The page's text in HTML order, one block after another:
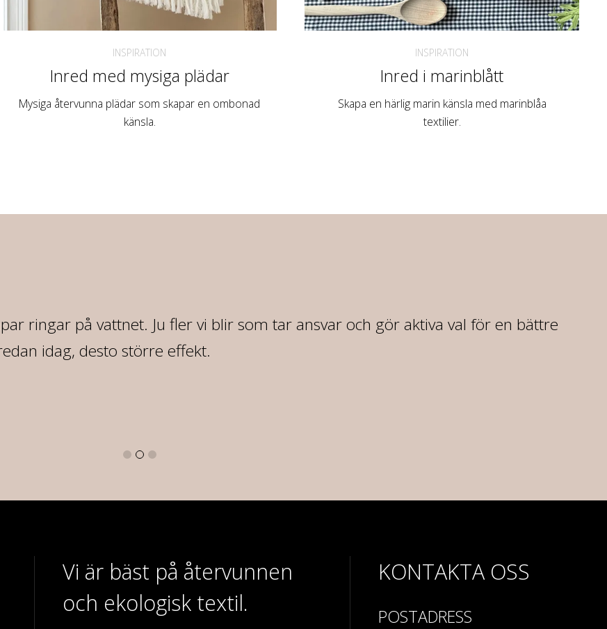
INSPIRATION
Inred med mysiga plädar
Mysiga återvunna plädar som skapar en ombonad
känsla.
INSPIRATION
Inred i marinblått
Skapa en härlig marin känsla med marinblåa
textilier.
ringar på vattnet. Ju fler vi blir som tar ansvar och gör aktiva val för en bättre
idag, desto större effekt.
Vi är bäst på återvunnen
och ekologisk textil.
KONTAKTA OSS
POSTADRESS